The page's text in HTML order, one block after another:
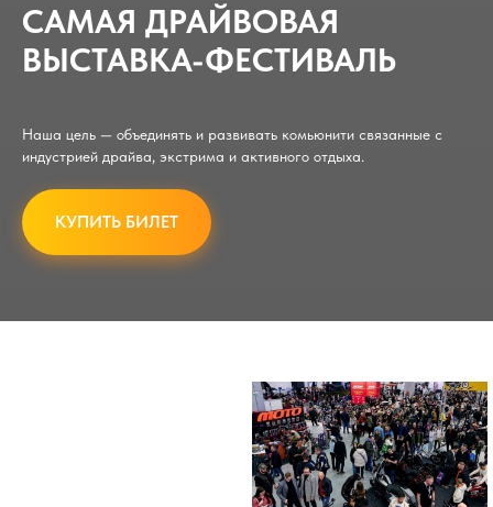
САМАЯ ДРАЙВОВАЯ
ВЫСТАВКА-ФЕСТИВАЛЬ
Наша цель — объединять и развивать комьюнити связанные с
индустрией драйва, экстрима и активного отдыха.
КУПИТЬ БИЛЕТ